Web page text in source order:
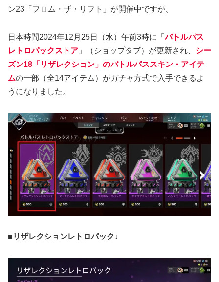
ン23「フロム・ザ・リフト」が開催中ですが、
日本時間2024年12月25日（水）午前3時に「バトルパス
レトロパックストア 」（ショップタブ）が更新され、 シー
ズン18「リザレクション」のバトルパススキン・アイテ
ムの一部（全14アイテム）がガチャ方式で入手できるよ
うになりました。
■リザレクションレトロパック↓